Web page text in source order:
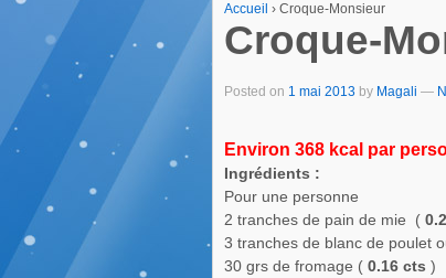
Accueil › Croque-Monsieur
Croque-
Posted on 1 mai 2013 by Magali —
Environ 368 kcal par
Ingrédients :
Pour une personne
2 tranches de pain de mie (
3 tranches de blanc de poulet
30 grs de fromage ( 0.16 cts )